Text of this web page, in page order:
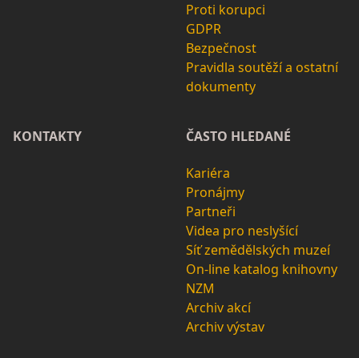
Proti korupci
GDPR
Bezpečnost
Pravidla soutěží a ostatní
dokumenty
KONTAKTY ČASTO HLEDANÉ
Kariéra
Pronájmy
Partneři
Videa pro neslyšící
Síť zemědělských muzeí
On-line katalog knihovny
NZM
Archiv akcí
Archiv výstav